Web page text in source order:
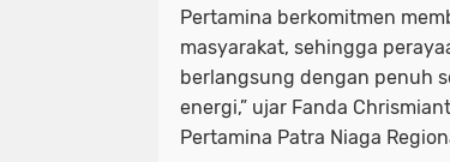
Pertamina berkomitmen
masyarakat, sehingga
berlangsung dengan penuh
energi,” ujar Fanda
Pertamina Patra Niaga